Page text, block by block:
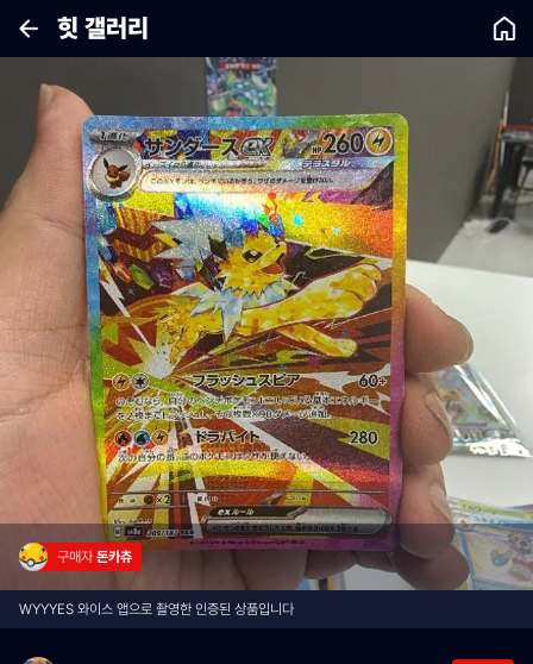
힛 갤러리
구매자 돈카츄
WYYYES 와이스 앱으로 촬영한 인증된 상품입니다